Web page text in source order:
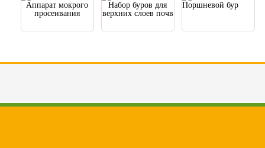
Аппарат мокрого
просеивания
Набор буров для
верхних слоев почв
Поршневой бур